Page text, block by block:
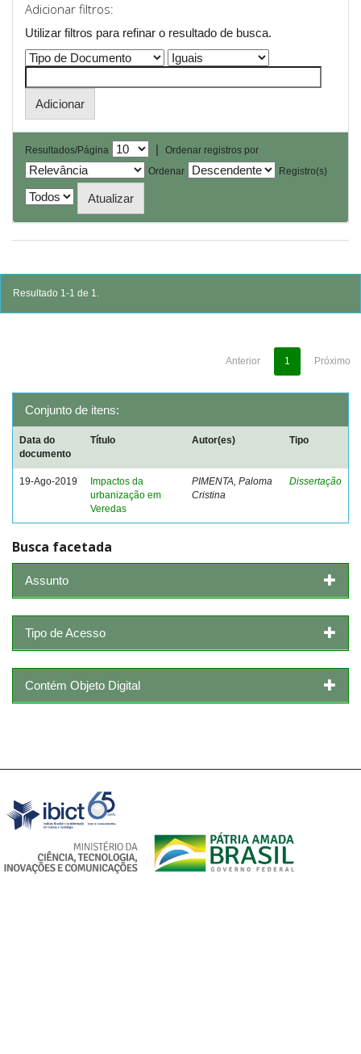
Adicionar filtros:
Utilizar filtros para refinar o resultado de busca.
Resultados/Página |
Ordenar registros por
Ordenar
Registro(s)
Resultado 1-1 de 1.
Anterior 1 Próximo
Conjunto de itens:
Data do
documento
Título Autor(es) Tipo
19-Ago-2019
Impactos da
urbanização em
Veredas
PIMENTA, Paloma
Cristina
Dissertação
Busca facetada
Assunto
Tipo de Acesso
Contém Objeto Digital